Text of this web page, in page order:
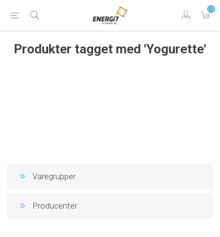
(0)
Produkter tagget med 'Yogurette'
Varegrupper
Producenter